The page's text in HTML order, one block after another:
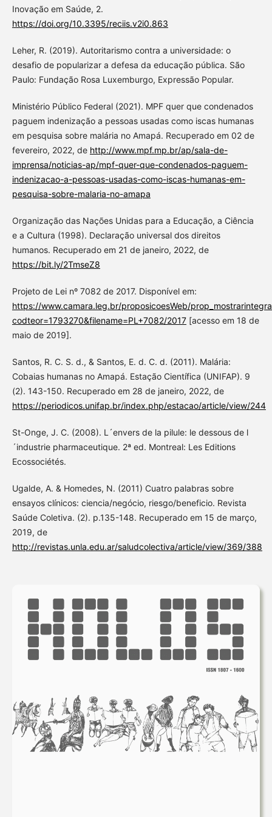
Inovação em Saúde, 2.
https://doi.org/10.3395/reciis.v2i0.863
Leher, R. (2019). Autoritarismo contra a universidade: o
desafio de popularizar a defesa da educação pública. São
Paulo: Fundação Rosa Luxemburgo, Expressão Popular.
Ministério Público Federal (2021). MPF quer que condenados
paguem indenização a pessoas usadas como iscas humanas
em pesquisa sobre malária no Amapá. Recuperado em 02 de
fevereiro, 2022, de http://www.mpf.mp.br/ap/sala-de-
imprensa/noticias-ap/mpf-quer-que-condenados-paguem-
indenizacao-a-pessoas-usadas-como-iscas-humanas-em-
pesquisa-sobre-malaria-no-amapa
Organização das Nações Unidas para a Educação, a Ciência
e a Cultura (1998). Declaração universal dos direitos
humanos. Recuperado em 21 de janeiro, 2022, de
https://bit.ly/2TmseZ8
Projeto de Lei nº 7082 de 2017. Disponível em:
https://www.camara.leg.br/proposicoesWeb/
codteor=1793270&filename=PL+7082/2017[acesso em 18 de
maio de 2019].
Santos, R. C. S. d., & Santos, E. d. C. d. (2011). Malária:
Cobaias humanas no Amapá. Estação Científica (UNIFAP). 9
(2). 143-150. Recuperado em 28 de janeiro, 2022, de
https://periodicos.unifap.br/index.php/estacao/article/view/244
St-Onge, J. C. (2008). L´envers de la pilule: le dessous de l
´industrie pharmaceutique. 2ª ed. Montreal: Les Editions
Ecossociétés.
Ugalde, A. & Homedes, N. (2011) Cuatro palabras sobre
ensayos clínicos: ciencia/negócio, riesgo/beneficio. Revista
Saúde Coletiva. (2). p.135-148. Recuperado em 15 de março,
2019, de
http://revistas.unla.edu.ar/saludcolectiva/article/view/369/388